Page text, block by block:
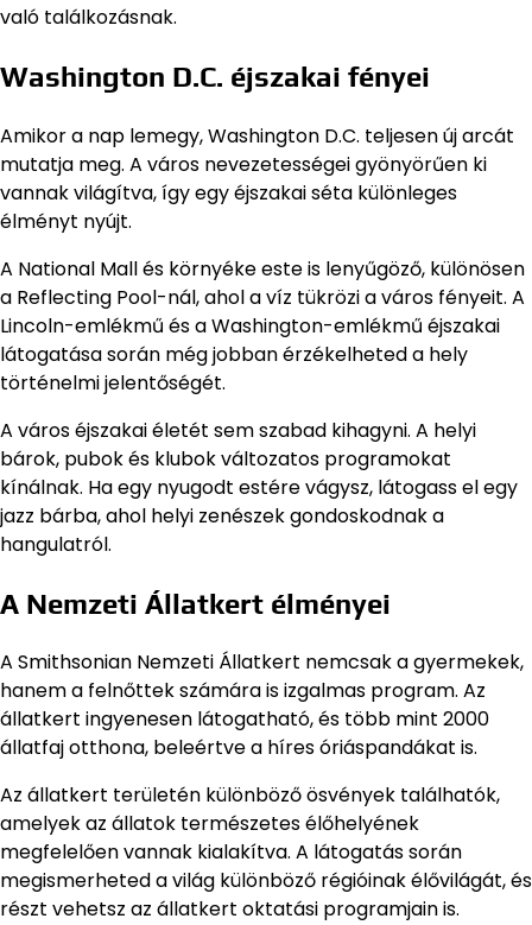
való találkozásnak.
Washington D.C. éjszakai fényei
Amikor a nap lemegy, Washington D.C. teljesen új arcát
mutatja meg. A város nevezetességei gyönyörűen ki
vannak világítva, így egy éjszakai séta különleges
élményt nyújt.
A National Mall és környéke este is lenyűgöző, különösen
a Reflecting Pool-nál, ahol a víz tükrözi a város fényeit. A
Lincoln-emlékmű és a Washington-emlékmű éjszakai
látogatása során még jobban érzékelheted a hely
történelmi jelentőségét.
A város éjszakai életét sem szabad kihagyni. A helyi
bárok, pubok és klubok változatos programokat
kínálnak. Ha egy nyugodt estére vágysz, látogass el egy
jazz bárba, ahol helyi zenészek gondoskodnak a
hangulatról.
A Nemzeti Állatkert élményei
A Smithsonian Nemzeti Állatkert nemcsak a gyermekek,
hanem a felnőttek számára is izgalmas program. Az
állatkert ingyenesen látogatható, és több mint 2000
állatfaj otthona, beleértve a híres óriáspandákat is.
Az állatkert területén különböző ösvények találhatók,
amelyek az állatok természetes élőhelyének
megfelelően vannak kialakítva. A látogatás során
megismerheted a világ különböző régióinak élővilágát, és
részt vehetsz az állatkert oktatási programjain is.